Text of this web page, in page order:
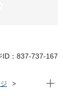
ID：837-737-167
現在